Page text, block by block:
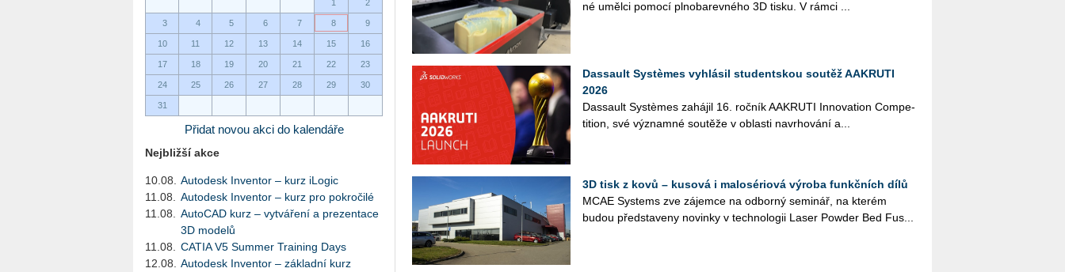
1
2
3 4 5 6 7 8 9
10 11 12 13 14 15 16
17 18 19 20 21 22 23
24 25 26 27 28 29 30
31
Přidat novou akci do kalendáře
Nejbližší akce
10.08.
Autodesk Inventor – kurz iLogic
11.08.
Autodesk Inventor – kurz pro pokročilé
11.08.
AutoCAD kurz – vytváření a prezentace
3D modelů
11.08.
CATIA V5 Summer Training Days
12.08.
Autodesk Inventor – základní kurz
né uměl­ci po­mo­cí pl­no­ba­rev­né­ho 3D tisku. V rámci ...
Dassault Systèmes vyhlásil studentskou soutěž AAKRUTI
2026
Das­sault Sys­tè­mes za­há­jil 16. roč­ník AA­KRU­TI In­no­vati­on Com­pe­
ti­ti­on, své vý­znam­né sou­tě­že v ob­las­ti na­vr­ho­vá­ní a...
3D tisk z kovů – kusová i malosériová výroba funkčních dílů
MCAE Sys­tems zve zá­jem­ce na od­bor­ný se­mi­nář, na kte­rém
budou před­sta­ve­ny no­vin­ky v tech­no­lo­gii Laser Pow­der Bed Fus...